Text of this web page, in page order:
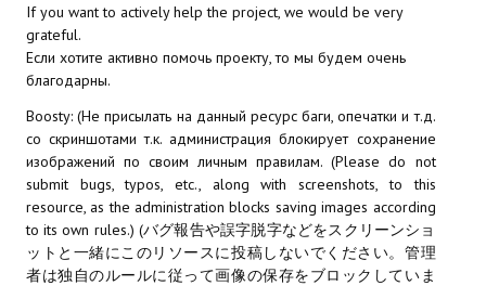
НОВОСТИ ПОРТАЛА
Новости Архив
МОДЫ ДЛЯ ИГР
Патчи
Mass Effect 2
If you want to actively help the project, we would be very
grateful.
Если хотите активно помочь проекту, то мы будем очень
благодарны.
Boosty: (Не присылать на данный ресурс баги, опечатки и т.д.
со скриншотами т.к. администрация блокирует сохранение
изображений по своим личным правилам. (Please do not
submit bugs, typos, etc., along with screenshots, to this
resource, as the administration blocks saving images according
to its own rules.) (バグ報告や誤字脱字などをスクリーンショ
ットと一緒にこのリソースに投稿しないでください。管理
者は独自のルールに従って画像の保存をブロックしていま